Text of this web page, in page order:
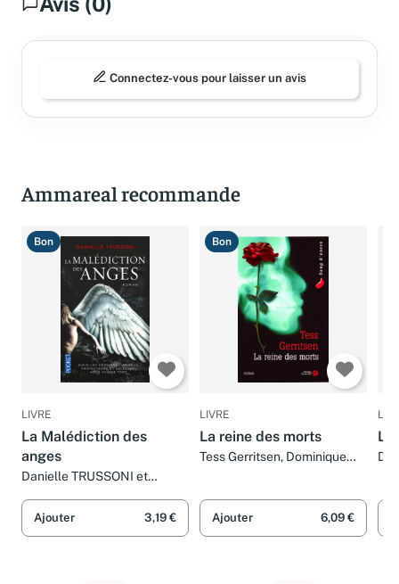
Connectez-vous pour laisser un avis
Ammareal recommande
Bon
LIVRE
La Malédiction des
anges
Danielle TRUSSONI et
Ajouter 3,19 €
Bon
LIVRE
La reine des morts
Tess Gerritsen, Dominique
Ajouter 6,09 €
La